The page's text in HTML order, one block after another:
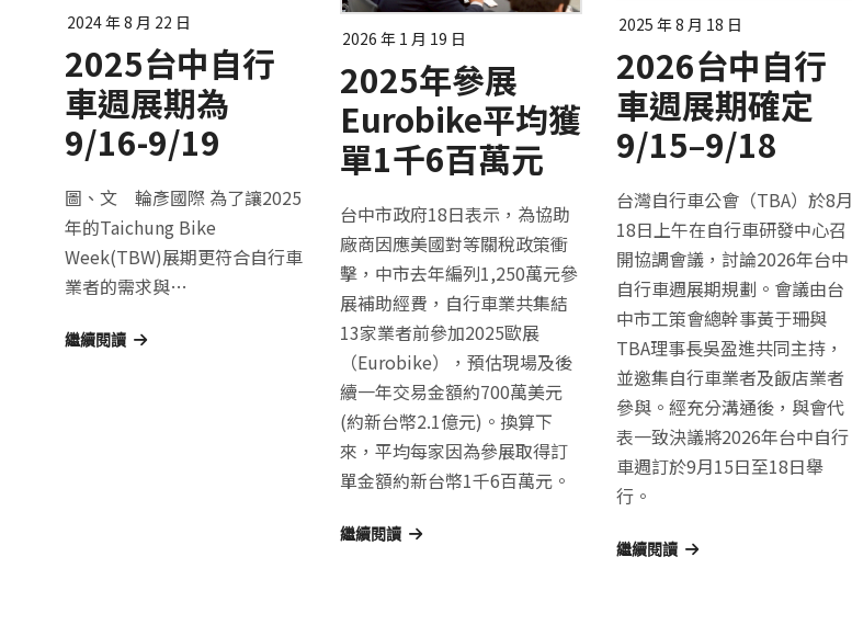
2024 年 8 月 22 日
2025台中自行
車週展期為
9/16-9/19
圖、文 輪彥國際 為了讓2025
年的Taichung Bike
Week(TBW)展期更符合自行車
業者的需求與…
繼續閱讀
2026 年 1 月 19 日
2025年參展
Eurobike平均獲
單1千6百萬元
台中市政府18日表示，為協助
廠商因應美國對等關稅政策衝
擊，中市去年編列1,250萬元參
展補助經費，自行車業共集結
13家業者前參加2025歐展
（Eurobike），預估現場及後
續一年交易金額約700萬美元
(約新台幣2.1億元)。換算下
來，平均每家因為參展取得訂
單金額約新台幣1千6百萬元。
繼續閱讀
2025 年 8 月 18 日
2026台中自行
車週展期確定
9/15–9/18
台灣自行車公會（TBA）於8月
18日上午在自行車研發中心召
開協調會議，討論2026年台中
自行車週展期規劃。會議由台
中市工策會總幹事黃于珊與
TBA理事長吳盈進共同主持，
並邀集自行車業者及飯店業者
參與。經充分溝通後，與會代
表一致決議將2026年台中自行
車週訂於9月15日至18日舉
行。
繼續閱讀